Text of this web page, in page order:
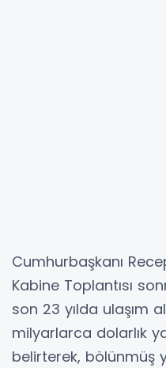
Cumhurbaşkanı
Kabine Toplantısı
son 23 yılda ulaşım
milyarlarca dolarlık
belirterek, bölünmüş